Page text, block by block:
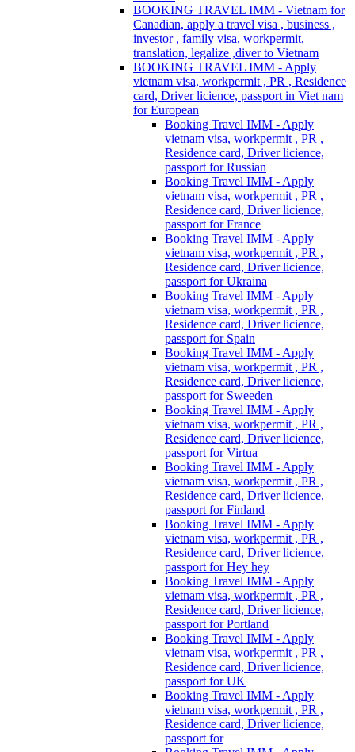
BOOKING TRAVEL IMM - Vietnam for
Canadian, apply a travel visa , business ,
investor , family visa, workpermit,
translation, legalize ,diver to Vietnam
BOOKING TRAVEL IMM - Apply
vietnam visa, workpermit , PR , Residence
card, Driver licience, passport in Viet nam
for European
Booking Travel IMM - Apply
vietnam visa, workpermit , PR ,
Residence card, Driver licience,
passport for Russian
Booking Travel IMM - Apply
vietnam visa, workpermit , PR ,
Residence card, Driver licience,
passport for France
Booking Travel IMM - Apply
vietnam visa, workpermit , PR ,
Residence card, Driver licience,
passport for Ukraina
Booking Travel IMM - Apply
vietnam visa, workpermit , PR ,
Residence card, Driver licience,
passport for Spain
Booking Travel IMM - Apply
vietnam visa, workpermit , PR ,
Residence card, Driver licience,
passport for Sweeden
Booking Travel IMM - Apply
vietnam visa, workpermit , PR ,
Residence card, Driver licience,
passport for Virtua
Booking Travel IMM - Apply
vietnam visa, workpermit , PR ,
Residence card, Driver licience,
passport for Finland
Booking Travel IMM - Apply
vietnam visa, workpermit , PR ,
Residence card, Driver licience,
passport for Hey hey
Booking Travel IMM - Apply
vietnam visa, workpermit , PR ,
Residence card, Driver licience,
passport for Portland
Booking Travel IMM - Apply
vietnam visa, workpermit , PR ,
Residence card, Driver licience,
passport for UK
Booking Travel IMM - Apply
vietnam visa, workpermit , PR ,
Residence card, Driver licience,
passport for